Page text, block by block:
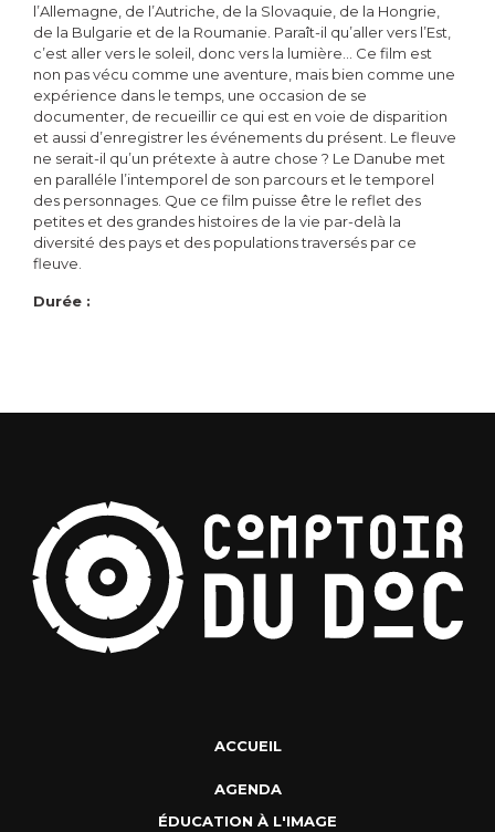
l’Allemagne, de l’Autriche, de la Slovaquie, de la Hongrie,
de la Bulgarie et de la Roumanie. Paraît-il qu’aller vers l’Est,
c’est aller vers le soleil, donc vers la lumière… Ce film est
non pas vécu comme une aventure, mais bien comme une
expérience dans le temps, une occasion de se
documenter, de recueillir ce qui est en voie de disparition
et aussi d’enregistrer les événements du présent. Le fleuve
ne serait-il qu’un prétexte à autre chose ? Le Danube met
en paralléle l’intemporel de son parcours et le temporel
des personnages. Que ce film puisse être le reflet des
petites et des grandes histoires de la vie par-delà la
diversité des pays et des populations traversés par ce
fleuve.
Durée :
ACCUEIL
AGENDA
ÉDUCATION À L'IMAGE